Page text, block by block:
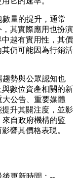
量的提升，通常
其實際應用也扮演
越有實用性，其價
仍可能因為行銷活
趨勢與公眾認知也
數位資產相關的新
公告、重要媒體
升其關注度，並影
自政府機構的監
響其價格表現。